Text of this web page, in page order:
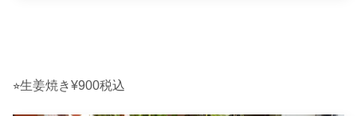
⭐︎生姜焼き¥900税込